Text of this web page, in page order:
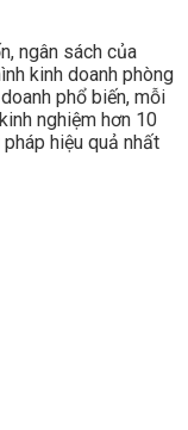
ngân sách của
kinh doanh phòng
phổ biến, mỗi
nghiệm hơn 10
hiệu quả nhất